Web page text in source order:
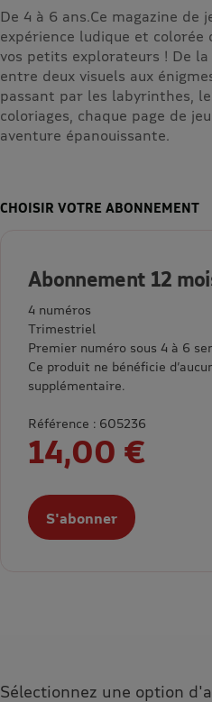
De 4 à 6 ans.Ce magazine de
expérience ludique et colorée
vos petits explorateurs ! De
entre deux visuels aux
passant par les labyrinthes,
coloriages, chaque page de
aventure épanouissante.
CHOISIR VOTRE ABONNEMENT
Abonnement 12
4 numéros
Trimestriel
Premier numéro sous 4 à 6
Ce produit ne bénéficie
supplémentaire.
Référence : 605236
14,00 €
S'abonner
Sélectionnez une option